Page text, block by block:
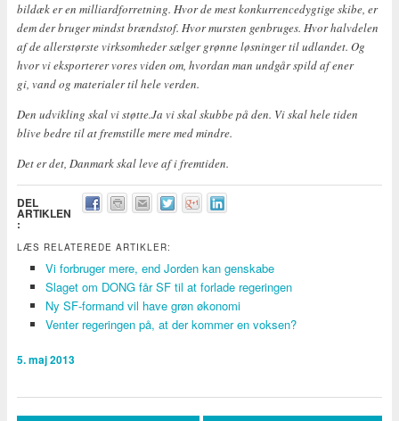
bildæk er en milliardforretning. Hvor de mest konkurrencedygtige skibe, er
dem der bruger mindst brændstof. Hvor mursten genbruges. Hvor halvdelen
af de allerstørste virksomheder sælger grønne løsninger til udlandet. Og
hvor vi eksporterer vores viden om, hvordan man undgår spild af ener
gi, vand og materialer til hele verden.
Den udvikling skal vi støtte.Ja vi skal skubbe på den. Vi skal hele tiden
blive bedre til at fremstille mere med mindre.
Det er det, Danmark skal leve af i fremtiden.
DEL
ARTIKLEN
:
LÆS RELATEREDE ARTIKLER:
Vi forbruger mere, end Jorden kan genskabe
Slaget om DONG får SF til at forlade regeringen
Ny SF-formand vil have grøn økonomi
Venter regeringen på, at der kommer en voksen?
5. maj 2013